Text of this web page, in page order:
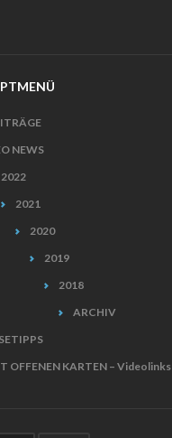
NEWS
2022
2021
2020
2019
2018
ARCHIV
OFFENEN KARTEN – Videolinks